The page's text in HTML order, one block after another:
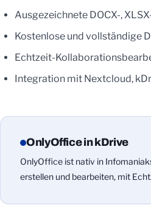
Ausgezeichnete DOCX-,
Kostenlose und vollständige
Echtzeit-
Integration mit Nextcloud,
OnlyOffice in kDrive
OnlyOffice ist nativ in
erstellen und bearbeiten, mit